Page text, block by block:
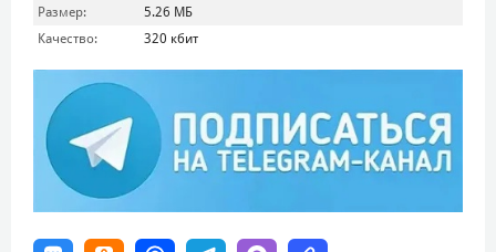
Размер:
5.26 МБ
Качество:
320 кбит